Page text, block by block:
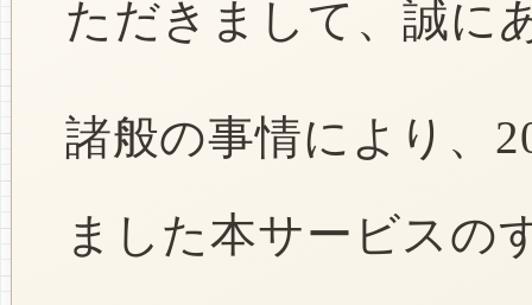
ただきまして、誠に
諸般の事情により、
ました本サービスの